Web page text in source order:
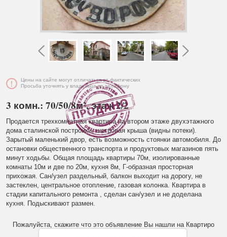
Цены на сайте могут отличаться от фактических
Просьба уточнять у владельца по телефону
3 комн.: 70/50/8м², этаж 2/2
Продается трехкомнатная квартира на втором этаже двухэтажного
дома сталинской постройки, шатровая крыша (видны потеки).
Зарытый маленький двор, есть возможность стоянки автомобиля. До
остановки общественного транспорта и продуктовых магазинов пять
минут ходьбы. Общая площадь квартиры 70м, изолированные
комнаты 10м и две по 20м, кухня 8м, Г-образная просторная
прихожая. Сан/узел раздельный, балкон выходит на дорогу, не
застеклен, центральное отопление, газовая колонка. Квартира в
стадии капитального ремонта , сделан сан/узел и не доделана
кухня. Подыскивают размен.
Пожалуйста, скажите что это объявление Вы нашли на Квартиро